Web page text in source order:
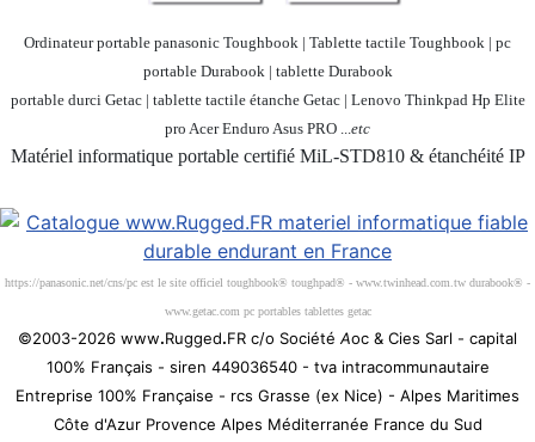
Ordinateur portable panasonic Toughbook | Tablette tactile Toughbook | pc
portable Durabook | tablette Durabook
portable durci Getac | tablette tactile étanche Getac | Lenovo Thinkpad Hp Elite
pro Acer Enduro Asus PRO ... etc
Matériel informatique portable certifié MiL-STD810 & étanchéité IP
https://panasonic.net/cns/pc est le site officiel toughbook® toughpad® - www.twinhead.com.tw durabook® -
www.getac.com pc portables tablettes getac
©2003-2026 www.Rugged.FR c/o Société Aoc & Cies Sarl - capital
100% Français - siren 449036540 - tva intracommunautaire
Entreprise 100% Française - rcs Grasse (ex Nice) - Alpes Maritimes
Côte d'Azur Provence Alpes Méditerranée France du Sud